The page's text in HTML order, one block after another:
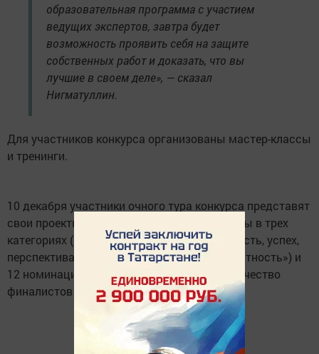
образовательная программа с участием
ведущих экспертов, завтра будет
возможность проявить себя на защите
собственных работ и доказать, что вы
лучшие в своем деле», — сказал
Нигматуллин.
Для участников конкурса организованы мастер-классы
и тренинги.
10 декабря участники очного тура конкурса представят
свои проекты. Победители будут определены в трех
категориях («Будущие инженеры», «Молодость, успех,
перспектива», «Опыт, достижение, компетентность») и
12 номинациях. Таким образом, общее количество
финалистов составит 36 человек.